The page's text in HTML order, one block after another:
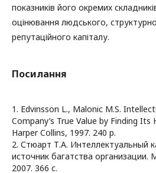
показників його окремих
оцінювання людського,
репутаційного капіталу.
Посилання
1. Edvinsson L., Malonic M.S.
Company’s True Value by Finding Its
Harper Collins, 1997. 240 p.
2. Стюарт Т.А. Интеллектуальный
источник багатства организации.
2007. 366 с.